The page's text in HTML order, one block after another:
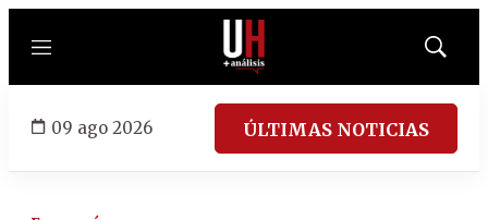
Menú
Mostrar
09 ago 2026 ÚLTIMAS NOTICIAS